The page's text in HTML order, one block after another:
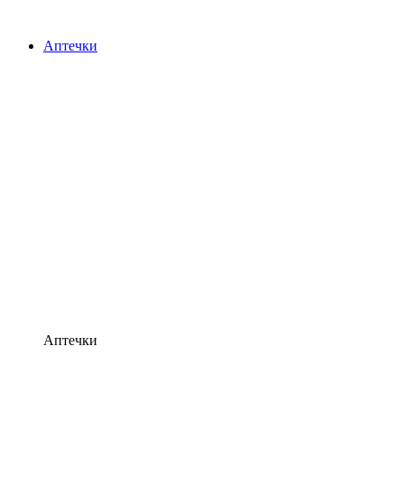
Аптечки
Аптечки